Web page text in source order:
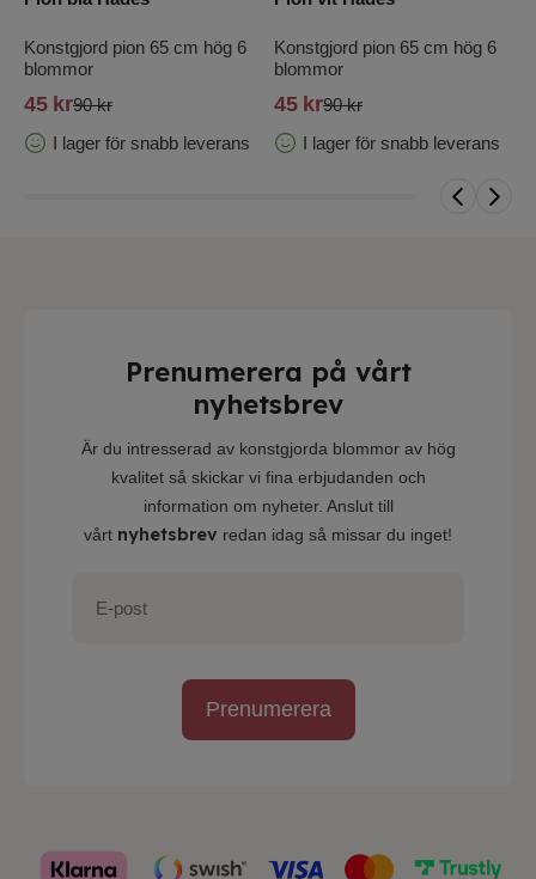
Konstgjord pion 65 cm hög 6
blommor
45 kr90 kr
I lager för snabb leverans
Konstgjord pion 65 cm hög 6
blommor
45 kr90 kr
I lager för snabb leverans
Prenumerera på vårt
nyhetsbrev
Är du intresserad av konstgjorda blommor av hög
kvalitet så skickar vi fina erbjudanden och
information om nyheter. Anslut till
vårt nyhetsbrev redan idag så missar du inget!
Prenumerera